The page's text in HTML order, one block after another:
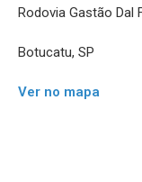
Rodovia Gastão Dal
Botucatu, SP
Ver no mapa